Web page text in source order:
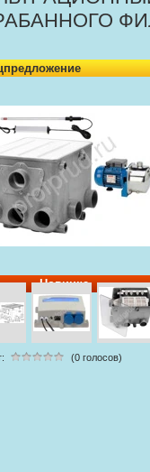
Новинка
(0 голосов)